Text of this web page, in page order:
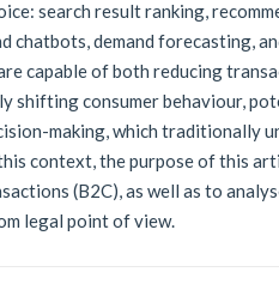
search result ranking,
chatbots, demand forecasting,
capable of both reducing
shifting consumer behaviour,
making, which traditionally
context, the purpose of this
(B2C), as well as to
legal point of view.